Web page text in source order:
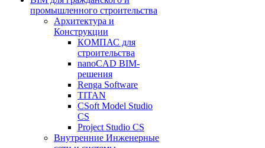
промышленного строительства
Архитектура и
Конструкции
КОМПАС для
строительства
nanoCAD BIM-
решения
Renga Software
TITAN
CSoft Model Studio
CS
Project Studio CS
Внутренние Инженерные